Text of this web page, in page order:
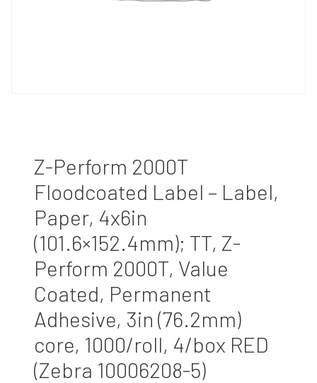
Z-Perform 2000T
Floodcoated Label – Label,
Paper, 4x6in
(101.6×152.4mm); TT, Z-
Perform 2000T, Value
Coated, Permanent
Adhesive, 3in (76.2mm)
core, 1000/roll, 4/box RED
(Zebra 10006208-5)